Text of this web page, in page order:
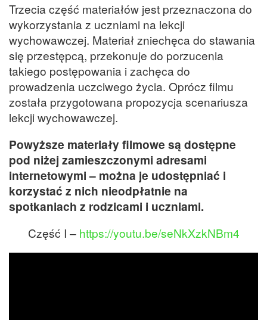
Trzecia część materiałów jest przeznaczona do
wykorzystania z uczniami na lekcji
wychowawczej. Materiał zniechęca do stawania
się przestępcą, przekonuje do porzucenia
takiego postępowania i zachęca do
prowadzenia uczciwego życia. Oprócz filmu
została przygotowana propozycja scenariusza
lekcji wychowawczej.
Powyższe materiały filmowe są dostępne
pod niżej zamieszczonymi adresami
internetowymi – można je udostępniać i
korzystać z nich nieodpłatnie na
spotkaniach z rodzicami i uczniami.
Część I – https://youtu.be/seNkXzkNBm4